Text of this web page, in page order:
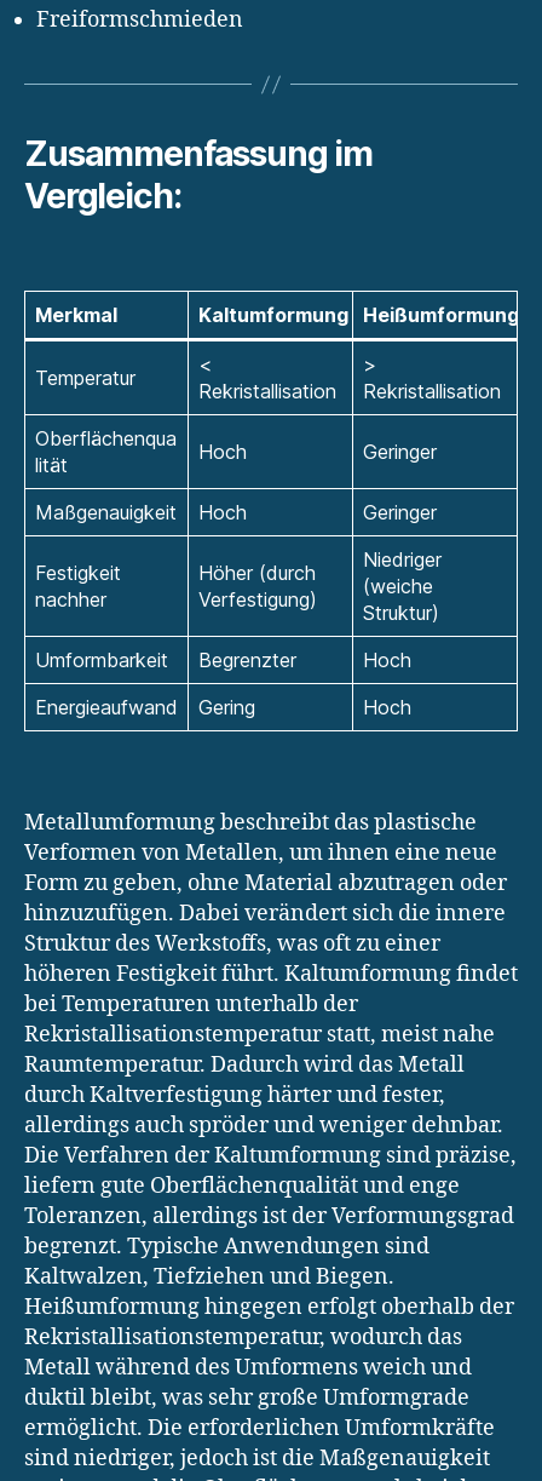
Freiformschmieden
Zusammenfassung im
Vergleich:
Merkmal Kaltumformung Heißumformung
Temperatur
<
Rekristallisation
>
Rekristallisation
Oberflächenqua
lität
Hoch Geringer
Maßgenauigkeit Hoch Geringer
Festigkeit
nachher
Höher (durch
Verfestigung)
Niedriger
(weiche
Struktur)
Umformbarkeit
Begrenzter
Hoch
Energieaufwand
Gering Hoch
Metallumformung beschreibt das plastische
Verformen von Metallen, um ihnen eine neue
Form zu geben, ohne Material abzutragen oder
hinzuzufügen. Dabei verändert sich die innere
Struktur des Werkstoffs, was oft zu einer
höheren Festigkeit führt. Kaltumformung findet
bei Temperaturen unterhalb der
Rekristallisationstemperatur statt, meist nahe
Raumtemperatur. Dadurch wird das Metall
durch Kaltverfestigung härter und fester,
allerdings auch spröder und weniger dehnbar.
Die Verfahren der Kaltumformung sind präzise,
liefern gute Oberflächenqualität und enge
Toleranzen, allerdings ist der Verformungsgrad
begrenzt. Typische Anwendungen sind
Kaltwalzen, Tiefziehen und Biegen.
Heißumformung hingegen erfolgt oberhalb der
Rekristallisationstemperatur, wodurch das
Metall während des Umformens weich und
duktil bleibt, was sehr große Umformgrade
ermöglicht. Die erforderlichen Umformkräfte
sind niedriger, jedoch ist die Maßgenauigkeit